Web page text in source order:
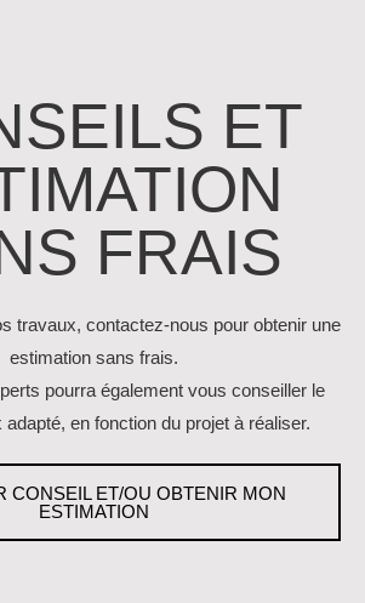
ET
FRAIS
travaux, contactez-nous pour obtenir une
estimation sans frais.
pourra également vous conseiller le
adapté, en fonction du projet à réaliser.
CONSEIL ET/OU OBTENIR MON
ESTIMATION